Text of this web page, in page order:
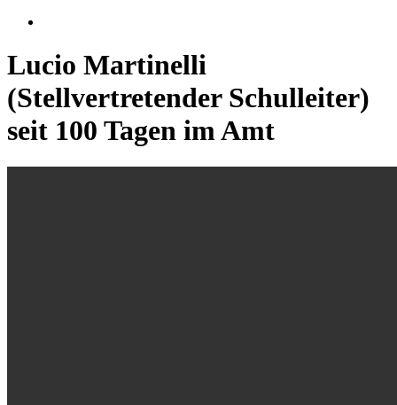
Lucio Martinelli
(Stellvertretender Schulleiter)
seit 100 Tagen im Amt